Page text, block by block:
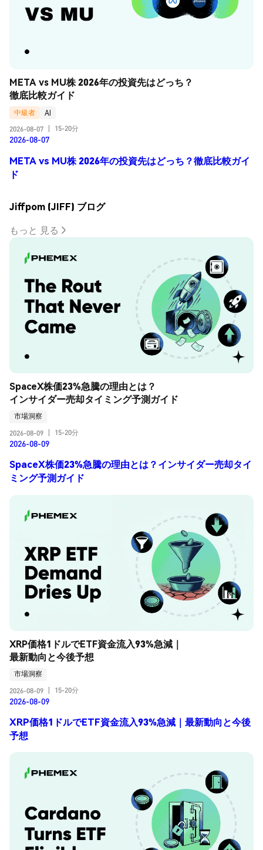
META vs MU株 2026年の投資先はどっち？
徹底比較ガイド
中級者
AI
2026-08-07
15-20分
2026-08-07
META vs MU株 2026年の投資先はどっち？徹底比較ガイ
ド
Jiffpom (JIFF) ブログ
もっと 見る
SpaceX株価23%急騰の理由とは？
インサイダー売却タイミング予測ガイド
市場洞察
2026-08-09
15-20分
2026-08-09
SpaceX株価23%急騰の理由とは？インサイダー売却タイ
ミング予測ガイド
XRP価格1ドルでETF資金流入93%急減｜
最新動向と今後予想
市場洞察
2026-08-09
15-20分
2026-08-09
XRP価格1ドルでETF資金流入93%急減｜最新動向と今後
予想